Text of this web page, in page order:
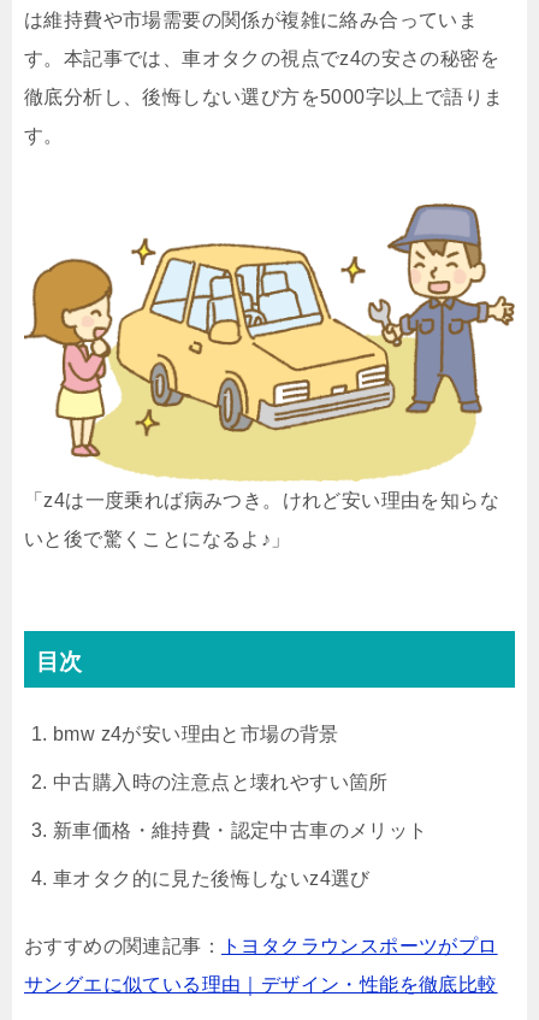
は維持費や市場需要の関係が複雑に絡み合っていま
す。本記事では、車オタクの視点でz4の安さの秘密を
徹底分析し、後悔しない選び方を5000字以上で語りま
す。
「z4は一度乗れば病みつき。けれど安い理由を知らな
いと後で驚くことになるよ♪」
目次
bmw z4が安い理由と市場の背景
中古購入時の注意点と壊れやすい箇所
新車価格・維持費・認定中古車のメリット
車オタク的に見た後悔しないz4選び
おすすめの関連記事：
トヨタクラウンスポーツがプロ
サングエに似ている理由｜デザイン・性能を徹底比較